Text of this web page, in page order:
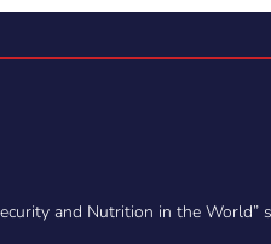
and Nutrition in the World”